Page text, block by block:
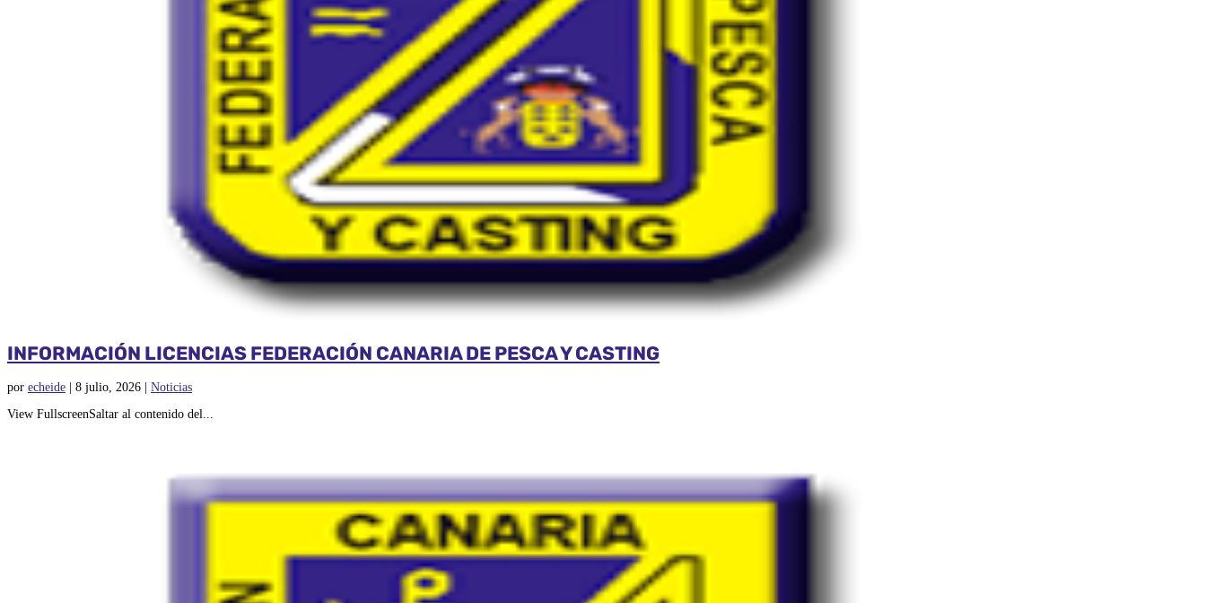
INFORMACIÓN LICENCIAS FEDERACIÓN CANARIA DE PESCA Y CASTING
por echeide | 8 julio, 2026 | Noticias
View FullscreenSaltar al contenido del...